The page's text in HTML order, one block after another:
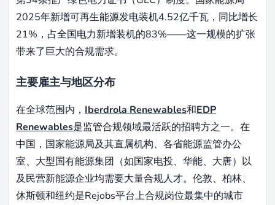
2025年新增可再生能源发电装机4.52亿千瓦，同比增长
21%，占全国电力新增装机的83%——这一规模的扩张
带来了巨大的合规需求。
主要雇主与地区分布
在全球范围内， Iberdrola Renewables和EDP
Renewables是监管合规领域最活跃的招聘方之一。在
中国，国家能源局及其直属机构、各省能源监管办公
室、大型国有能源集团（如国家电投、华能、大唐）以
及民营新能源企业均需要大量合规人才。伦敦、柏林、
休斯顿和纽约是Rejobs平台上合规岗位最集中的城市